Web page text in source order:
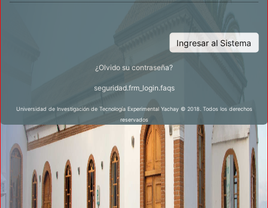
Ingresar al Sistema
¿Olvido su contraseña?
seguridad.frm_login.faqs
Universidad de Investigación de Tecnología Experimental Yachay © 2018. Todos los derechos
reservados